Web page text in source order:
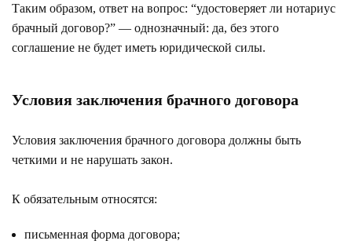
Таким образом, ответ на вопрос: “удостоверяет ли нотариус
брачный договор?” — однозначный: да, без этого
соглашение не будет иметь юридической силы.
Условия заключения брачного договора
Условия заключения брачного договора должны быть
четкими и не нарушать закон.
К обязательным относятся:
письменная форма договора;